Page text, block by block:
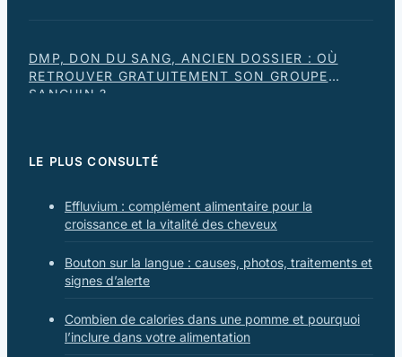
DMP, DON DU SANG, ANCIEN DOSSIER : OÙ
RETROUVER GRATUITEMENT SON GROUPE
SANGUIN ?
LE PLUS CONSULTÉ
Effluvium : complément alimentaire pour la
croissance et la vitalité des cheveux
Bouton sur la langue : causes, photos, traitements et
signes d’alerte
Combien de calories dans une pomme et pourquoi
l’inclure dans votre alimentation